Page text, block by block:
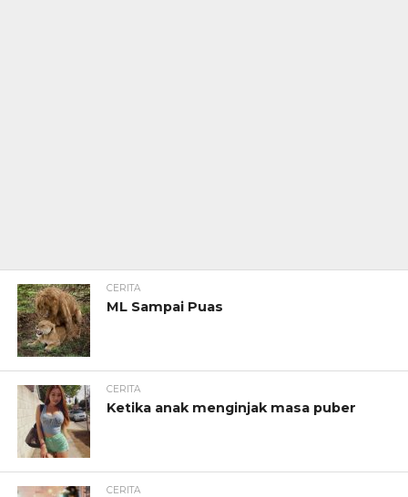
CERITA
ML Sampai Puas
CERITA
Ketika anak menginjak masa puber
CERITA